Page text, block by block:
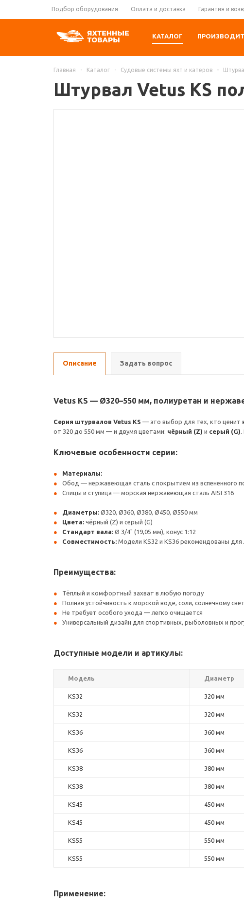
Подбор оборудования Оплата и доставка Гарантия и
КАТАЛОГ
Главная - Каталог - Судовые системы яхт и катеров -
Штурвал Vetus KS
Описание Задать вопрос
Vetus KS — Ø320–550 мм, полиуретан и
Серия штурвалов Vetus KS — это выбор для тех, кто ценит
от 320 до 550 мм — и двумя цветами: чёрный (Z) и серый (G).
Ключевые особенности серии:
Материалы:
Обод — нержавеющая сталь с покрытием из вспененного
Спицы и ступица — морская нержавеющая сталь AISI 316
Диаметры: Ø320, Ø360, Ø380, Ø450, Ø550 мм
Цвета: чёрный (Z) и серый (G)
Стандарт вала: Ø 3/4" (19,05 мм), конус 1:12
Совместимость: Модели KS32 и KS36 рекомендованы для
Преимущества:
Тёплый и комфортный захват в любую погоду
Полная устойчивость к морской воде, соли, солнечному
Не требует особого ухода — легко очищается
Универсальный дизайн для спортивных, рыболовных и
Доступные модели и артикулы:
Модель Диаметр
KS32 320 мм
KS32 320 мм
KS36 360 мм
KS36 360 мм
KS38 380 мм
KS38 380 мм
KS45 450 мм
KS45 450 мм
KS55 550 мм
KS55 550 мм
Применение: